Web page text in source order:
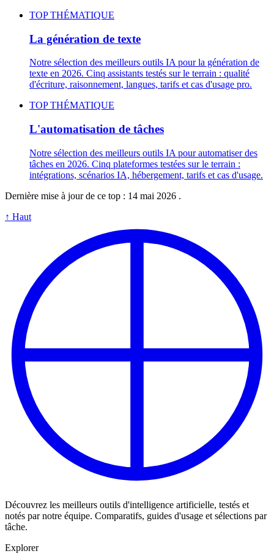
TOP THÉMATIQUE
La génération de texte
Notre sélection des meilleurs outils IA pour la génération de
texte en 2026. Cinq assistants testés sur le terrain : qualité
d'écriture, raisonnement, langues, tarifs et cas d'usage pro.
TOP THÉMATIQUE
L'automatisation de tâches
Notre sélection des meilleurs outils IA pour automatiser des
tâches en 2026. Cinq plateformes testées sur le terrain :
intégrations, scénarios IA, hébergement, tarifs et cas d'usage.
Dernière mise à jour de ce top : 14 mai 2026 .
↑ Haut
Découvrez les meilleurs outils d'intelligence artificielle, testés et
notés par notre équipe. Comparatifs, guides d'usage et sélections par
tâche.
Explorer